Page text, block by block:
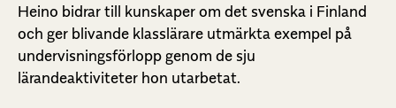
Heino bidrar till kunskaper om det svenska i Finland
och ger blivande klasslärare utmärkta exempel på
undervisningsförlopp genom de sju
lärandeaktiviteter hon utarbetat.